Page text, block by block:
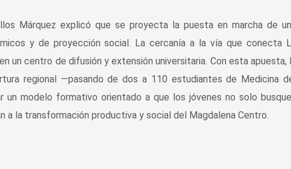
Márquez explicó que se proyecta la puesta en marcha de
y de proyección social. La cercanía a la vía que conecta
un centro de difusión y extensión universitaria. Con esta apuesta,
regional —pasando de dos a 110 estudiantes de Medicina
modelo formativo orientado a que los jóvenes no solo
a la transformación productiva y social del Magdalena Centro.